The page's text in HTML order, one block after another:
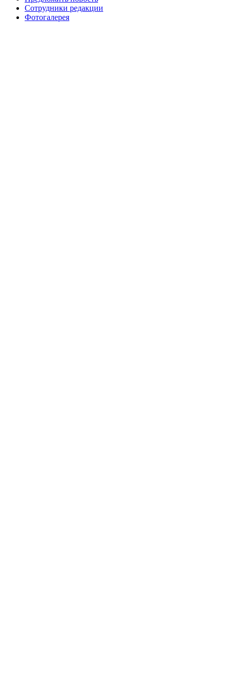
Сотрудники редакции
Фотогалерея